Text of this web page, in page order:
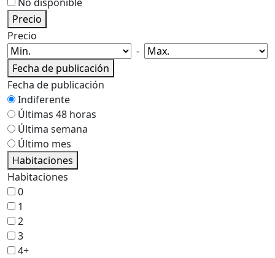
Precio
Precio
-
Fecha de publicación
Fecha de publicación
Indiferente
Últimas 48 horas
Última semana
Último mes
Habitaciones
Habitaciones
0
1
2
3
4+